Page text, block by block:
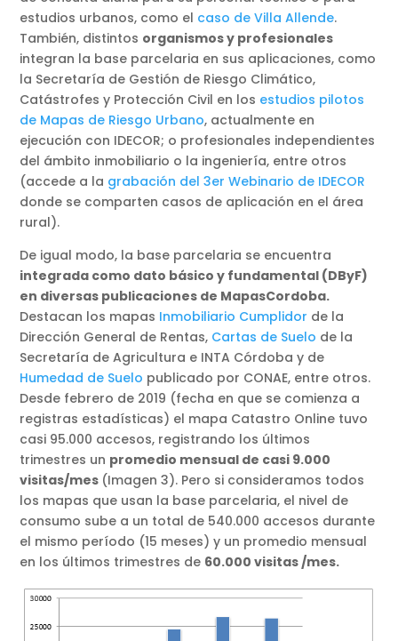
estudios urbanos, como el caso de Villa Allende.
También, distintos organismos y profesionales
integran la base parcelaria en sus aplicaciones, como
la Secretaría de Gestión de Riesgo Climático,
Catástrofes y Protección Civil en los estudios pilotos
de Mapas de Riesgo Urbano, actualmente en
ejecución con IDECOR; o profesionales independientes
del ámbito inmobiliario o la ingeniería, entre otros
(accede a la grabación del 3er Webinario de IDECOR
donde se comparten casos de aplicación en el área
rural).
De igual modo, la base parcelaria se encuentra
integrada como dato básico y fundamental (DByF)
en diversas publicaciones de MapasCordoba.
Destacan los mapas Inmobiliario Cumplidor de la
Dirección General de Rentas, Cartas de Suelo de la
Secretaría de Agricultura e INTA Córdoba y de
Humedad de Suelo publicado por CONAE, entre otros.
Desde febrero de 2019 (fecha en que se comienza a
registras estadísticas) el mapa Catastro Online tuvo
casi 95.000 accesos, registrando los últimos
trimestres un promedio mensual de casi 9.000
visitas/mes (Imagen 3). Pero si consideramos todos
los mapas que usan la base parcelaria, el nivel de
consumo sube a un total de 540.000 accesos durante
el mismo período (15 meses) y un promedio mensual
en los últimos trimestres de 60.000 visitas /mes.